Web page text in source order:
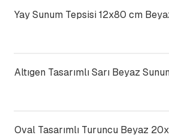
Yay Sunum Tepsisi 12x80 cm
Altıgen Tasarımlı Sarı Beyaz
Oval Tasarımlı Turuncu Beyaz